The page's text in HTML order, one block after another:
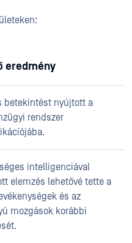
eredmény
betekintést nyújtott a
rendszer
intelligenciával
elemzés lehetővé tette a
és az
mozgások korábbi